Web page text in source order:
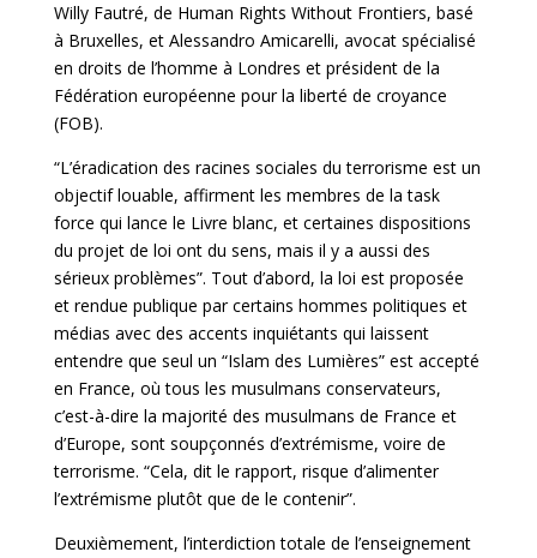
Willy Fautré, de Human Rights Without Frontiers, basé
à Bruxelles, et Alessandro Amicarelli, avocat spécialisé
en droits de l’homme à Londres et président de la
Fédération européenne pour la liberté de croyance
(FOB).
“L’éradication des racines sociales du terrorisme est un
objectif louable, affirment les membres de la task
force qui lance le Livre blanc, et certaines dispositions
du projet de loi ont du sens, mais il y a aussi des
sérieux problèmes”. Tout d’abord, la loi est proposée
et rendue publique par certains hommes politiques et
médias avec des accents inquiétants qui laissent
entendre que seul un “Islam des Lumières” est accepté
en France, où tous les musulmans conservateurs,
c’est-à-dire la majorité des musulmans de France et
d’Europe, sont soupçonnés d’extrémisme, voire de
terrorisme. “Cela, dit le rapport, risque d’alimenter
l’extrémisme plutôt que de le contenir”.
Deuxièmement, l’interdiction totale de l’enseignement